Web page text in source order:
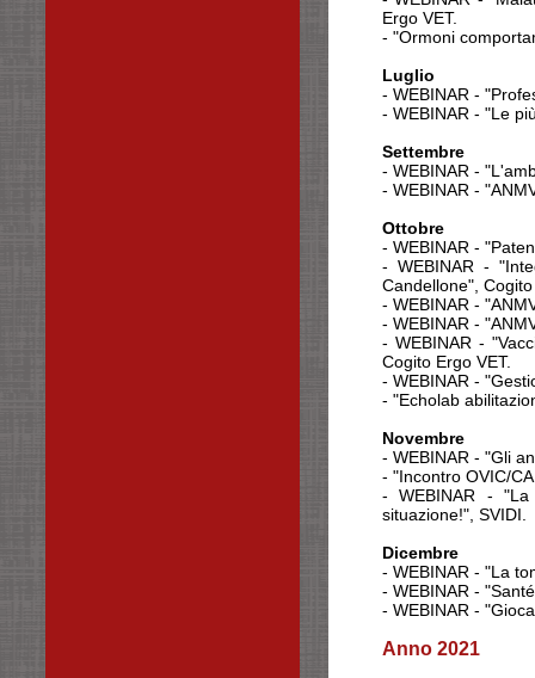
Ergo VET.
- "Ormoni
Luglio
- WEBINAR -
- WEBINAR - "Le
Settembre
- WEBINAR -
- WEBINAR -
Ottobre
- WEBINAR -
- WEBINAR -
Candellone",
- WEBINAR -
- WEBINAR -
- WEBINAR -
Cogito Ergo VET.
- WEBINAR -
- "Echolab
Novembre
- WEBINAR - "Gli
- "Incontro OVIC/
- WEBINAR -
situazione!", SVIDI.
Dicembre
- WEBINAR - "La
- WEBINAR -
- WEBINAR -
Anno 2021